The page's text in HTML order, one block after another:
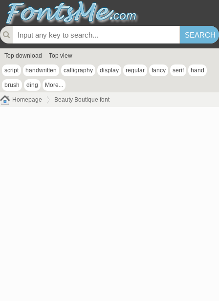
Top download Top view
script handwritten calligraphy display regular fancy serif hand
brush ding More...
Homepage Beauty Boutique font